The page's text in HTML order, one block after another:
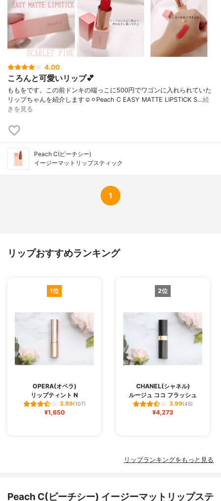
4.00
ころんと可愛いリップ💕
ももをです。この前ドンキの端っこに500円でワゴンに入れられていた
リップちゃんを紹介します☺️⚪︎Peach C EASY MATTE LIPSTICK S…続
きを見る
Peach C(ピーチシー)
イージーマットリップスティック
1
リップおすすめランキング
1位
OPERA(オペラ)
リップティント N
3.99(107)
¥1,650
2位
CHANEL(シャネル)
ルージュ ココ フラッシュ
3.99(45)
¥4,273
リップランキングをもっと見る
Peach C(ピーチシー) イージーマットリップステ